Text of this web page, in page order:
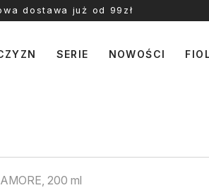
dostawa już od 99zł
SERIE NOWOŚCI
200 ml